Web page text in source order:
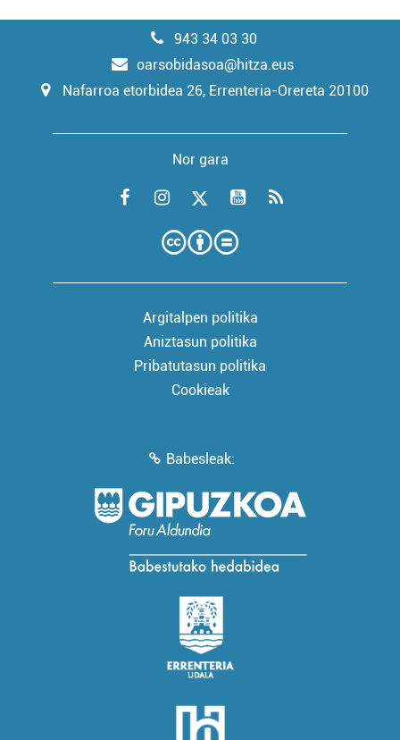
943 34 03 30
oarsobidasoa@hitza.eus
Nafarroa etorbidea 26, Errenteria-Orereta 20100
Nor gara
Argitalpen politika
Aniztasun politika
Pribatutasun politika
Cookieak
Babesleak: